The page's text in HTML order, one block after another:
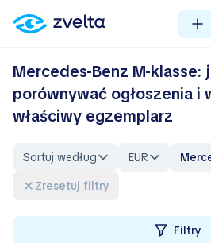
Mercedes-Benz M-klasse:
porównywać ogłoszenia i
właściwy egzemplarz
Sortuj według EUR
Zresetuj filtry
Filtry